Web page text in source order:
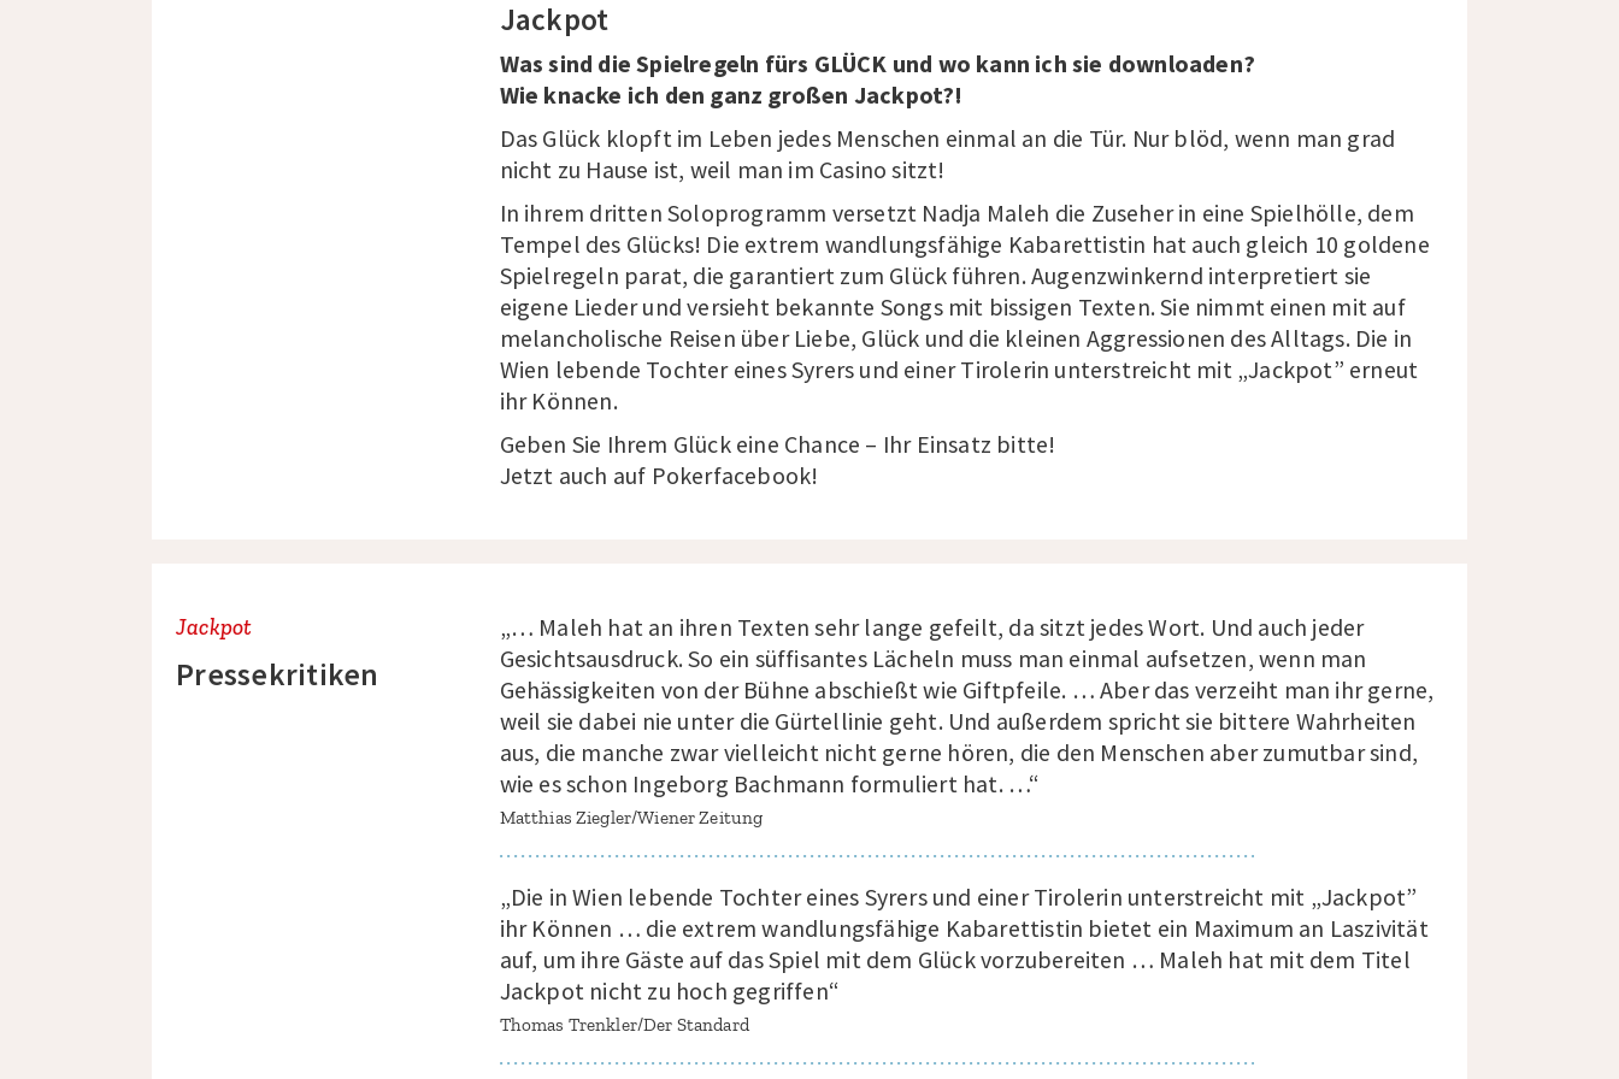
Jackpot
Was sind die Spielregeln fürs GLÜCK und wo kann ich sie downloaden?
Wie knacke ich den ganz großen Jackpot?!
Das Glück klopft im Leben jedes Menschen einmal an die Tür. Nur blöd, wenn man grad
nicht zu Hause ist, weil man im Casino sitzt!
In ihrem dritten Soloprogramm versetzt Nadja Maleh die Zuseher in eine Spielhölle, dem
Tempel des Glücks! Die extrem wandlungsfähige Kabarettistin hat auch gleich 10 goldene
Spielregeln parat, die garantiert zum Glück führen. Augenzwinkernd interpretiert sie
eigene Lieder und versieht bekannte Songs mit bissigen Texten. Sie nimmt einen mit auf
melancholische Reisen über Liebe, Glück und die kleinen Aggressionen des Alltags. Die in
Wien lebende Tochter eines Syrers und einer Tirolerin unterstreicht mit „Jackpot” erneut
ihr Können.
Geben Sie Ihrem Glück eine Chance – Ihr Einsatz bitte!
Jetzt auch auf Pokerfacebook!
Jackpot
Pressekritiken
„… Maleh hat an ihren Texten sehr lange gefeilt, da sitzt jedes Wort. Und auch jeder
Gesichtsausdruck. So ein süffisantes Lächeln muss man einmal aufsetzen, wenn man
Gehässigkeiten von der Bühne abschießt wie Giftpfeile. … Aber das verzeiht man ihr gerne,
weil sie dabei nie unter die Gürtellinie geht. Und außerdem spricht sie bittere Wahrheiten
aus, die manche zwar vielleicht nicht gerne hören, die den Menschen aber zumutbar sind,
wie es schon Ingeborg Bachmann formuliert hat. …“
Matthias Ziegler/Wiener Zeitung
„Die in Wien lebende Tochter eines Syrers und einer Tirolerin unterstreicht mit „Jackpot”
ihr Können … die extrem wandlungsfähige Kabarettistin bietet ein Maximum an Laszivität
auf, um ihre Gäste auf das Spiel mit dem Glück vorzubereiten … Maleh hat mit dem Titel
Jackpot nicht zu hoch gegriffen“
Thomas Trenkler/Der Standard